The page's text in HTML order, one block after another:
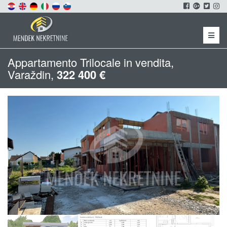
Menu
Appartamento Trilocale in vendita,
Varaždin, 322 400 €